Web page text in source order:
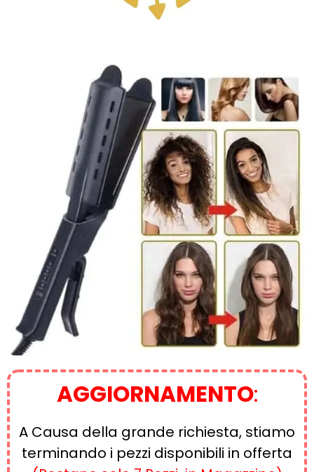
AGGIORNAMENTO:
A Causa della grande richiesta, stiamo
terminando i pezzi disponibili in offerta